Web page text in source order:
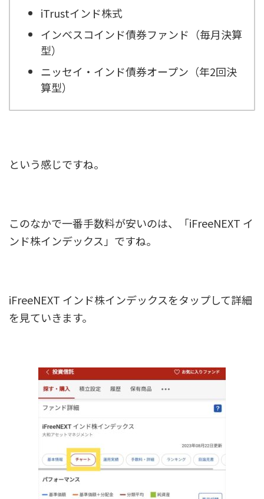
iTrustインド株式
インベスコインド債券ファンド（毎月決算
型）
ニッセイ・インド債券オープン（年2回決
算型）
という感じですね。
このなかで一番手数料が安いのは、「iFreeNEXT イ
ンド株インデックス」ですね。
iFreeNEXT インド株インデックスをタップして詳細
を見ていきます。